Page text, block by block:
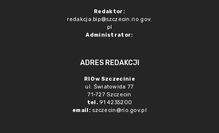
Redaktor:
redakcja.bip@szczecin.rio.gov.
pl
Administrator:
ADRES REDAKCJI
RIO w Szczecinie
ul. Światowida 77
71-727 Szczecin
tel. 91 4235200
email: szczecin@rio.gov.pl